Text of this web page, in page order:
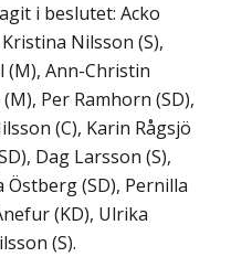
i beslutet: Acko
Nilsson (S),
(M), Ann-Christin
Per Ramhorn (SD),
(C), Karin Rågsjö
Dag Larsson (S),
(SD), Pernilla
(KD), Ulrika
(S).